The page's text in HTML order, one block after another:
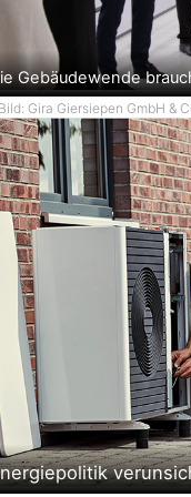
Gebäudewende
Gira Giersiepen GmbH &